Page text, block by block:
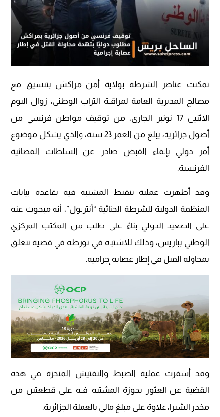
تمكنت عناصر الشرطة بولاية أمن مراكش بتنسيق مع
مصالح المديرية العامة لمراقبة التراب الوطني، زوال اليوم
الاثنين 17 نونبر الجاري، من توقيف مواطن فرنسي من
أصول جزائرية، يبلغ من العمر 23 سنة، والذي يشكل موضوع
أمر دولي بإلقاء القبض صادر عن السلطات القضائية
الفرنسية.
وقد أظهرت عملية تنقيط المشتبه فيه بقاعدة بيانات
المنظمة الدولية للشرطة الجنائية “أنتربول”، أنه مبحوث عنه
على الصعيد الدولي بناءً على طلب من المكتب المركزي
الوطني بباريس، وذلك للاشتباه في تورطه في قضية تتعلق
بمحاولة القتل في إطار عصابة إجرامية.
وقد أسفرت عملية الضبط والتفتيش المنجزة في هذه
القضية عن العثور بحوزة المشتبه فيه على قطعتين من
مخدر الشيرا، علاوة على مبلغ مالي بالعملة الجزائرية.